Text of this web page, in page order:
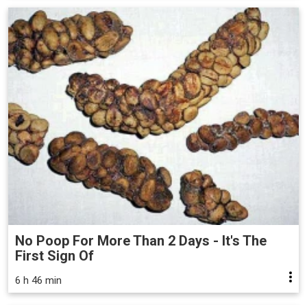
No Poop For More Than 2 Days - It's The
First Sign Of
6 h 46 min